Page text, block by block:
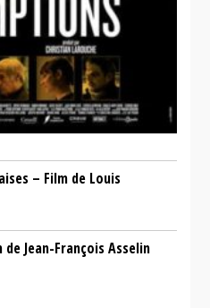
– Film de Louis
de Jean-François Asselin